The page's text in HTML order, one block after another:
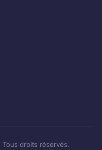
droits réservés.